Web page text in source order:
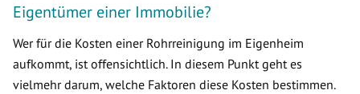
Eigentümer einer Immobilie?
Wer für die Kosten einer Rohrreinigung im Eigenheim
aufkommt, ist offensichtlich. In diesem Punkt geht es
vielmehr darum, welche Faktoren diese Kosten bestimmen.